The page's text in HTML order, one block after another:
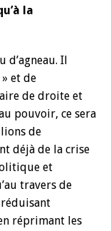
la
d’agneau. Il
et de
de droite et
pouvoir, ce sera
de
déjà de la crise
et
travers de
réduisant
réprimant les